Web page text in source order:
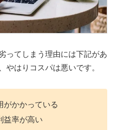
ってしまう理由には下記があ
やはりコスパは悪いです。
がかかっている
益率が高い